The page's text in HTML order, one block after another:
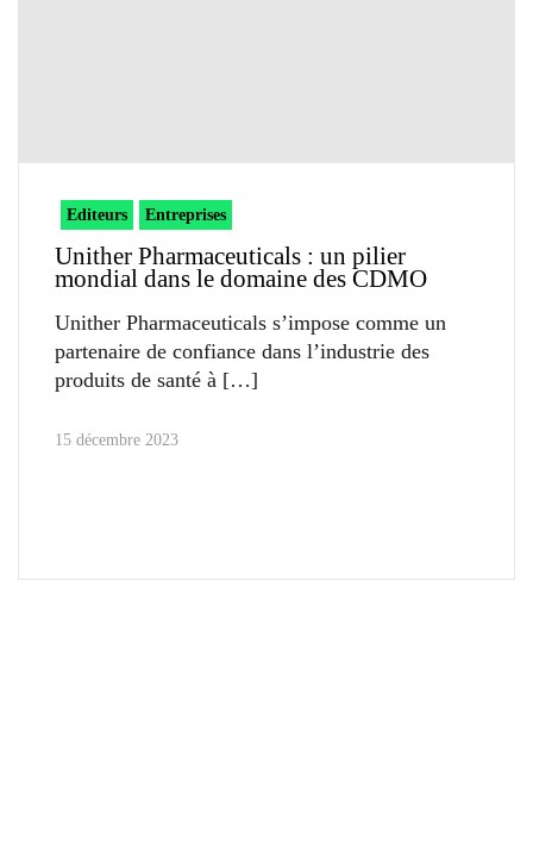
Editeurs Entreprises
Unither Pharmaceuticals : un pilier
mondial dans le domaine des CDMO
Unither Pharmaceuticals s’impose comme un
partenaire de confiance dans l’industrie des
produits de santé à
15 décembre 2023